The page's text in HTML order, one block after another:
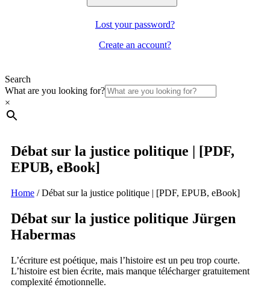
Lost your password?
Create an account?
Search
What are you looking for?
×
Débat sur la justice politique | [PDF,
EPUB, eBook]
Home /Débat sur la justice politique | [PDF, EPUB, eBook]
Débat sur la justice politique Jürgen
Habermas
L’écriture est poétique, mais l’histoire est un peu trop courte.
L’histoire est bien écrite, mais manque télécharger gratuitement
complexité émotionnelle.